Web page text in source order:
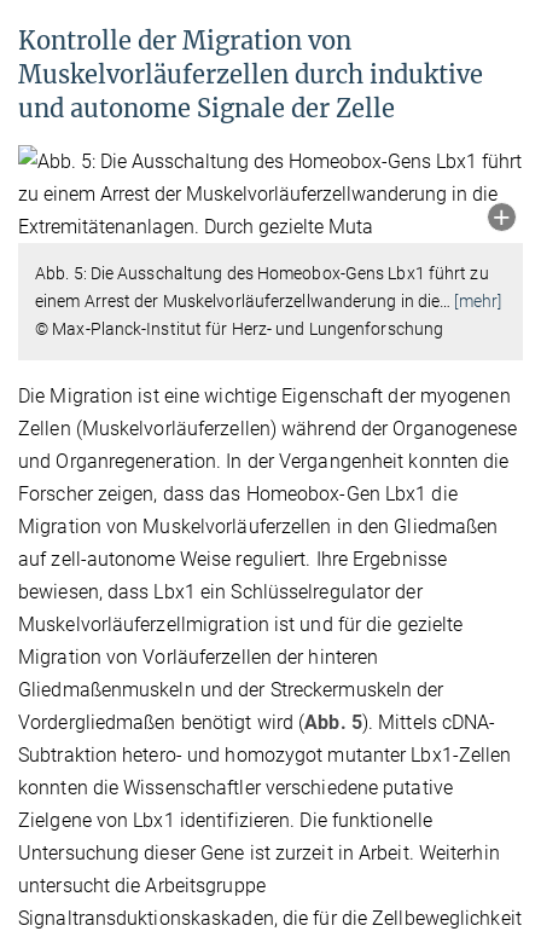
Kontrolle der Migration von
Muskelvorläuferzellen durch induktive
und autonome Signale der Zelle
Abb. 5: Die Ausschaltung des Homeobox-Gens Lbx1 führt zu
einem Arrest der Muskelvorläuferzellwanderung in die
[mehr]
© Max-Planck-Institut für Herz- und Lungenforschung
Die Migration ist eine wichtige Eigenschaft der myogenen
Zellen (Muskelvorläuferzellen) während der Organogenese
und Organregeneration. In der Vergangenheit konnten die
Forscher zeigen, dass das Homeobox-Gen Lbx1 die
Migration von Muskelvorläuferzellen in den Gliedmaßen
auf zell-autonome Weise reguliert. Ihre Ergebnisse
bewiesen, dass Lbx1 ein Schlüsselregulator der
Muskelvorläuferzellmigration ist und für die gezielte
Migration von Vorläuferzellen der hinteren
Gliedmaßenmuskeln und der Streckermuskeln der
Vordergliedmaßen benötigt wird (Abb. 5). Mittels cDNA-
Subtraktion hetero- und homozygot mutanter Lbx1-Zellen
konnten die Wissenschaftler verschiedene putative
Zielgene von Lbx1 identifizieren. Die funktionelle
Untersuchung dieser Gene ist zurzeit in Arbeit. Weiterhin
untersucht die Arbeitsgruppe
Signaltransduktionskaskaden, die für die Zellbeweglichkeit